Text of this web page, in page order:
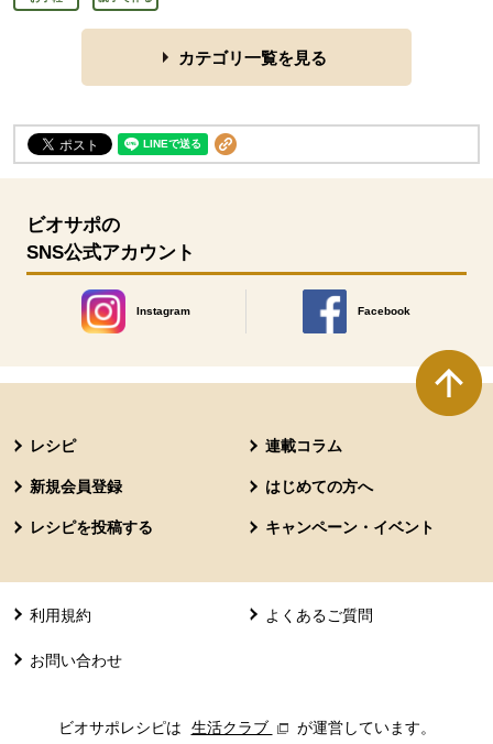
カテゴリ一覧を見る
ビオサポの
SNS公式アカウント
Instagram
別のウィンドウで開きます。
Facebook
別のウィンドウで開きます
レシピ 連載コラム
新規会員登録 はじめての方へ
レシピを投稿する キャンペーン・イベント
利用規約 よくあるご質問
お問い合わせ
ビオサポレシピは 生活クラブ 別のウィンドウで開きます。
が運営しています。